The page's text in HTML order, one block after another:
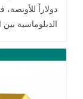
دولاراً
الدبلوماسية
المالية بشأن
مشتريات البنوك